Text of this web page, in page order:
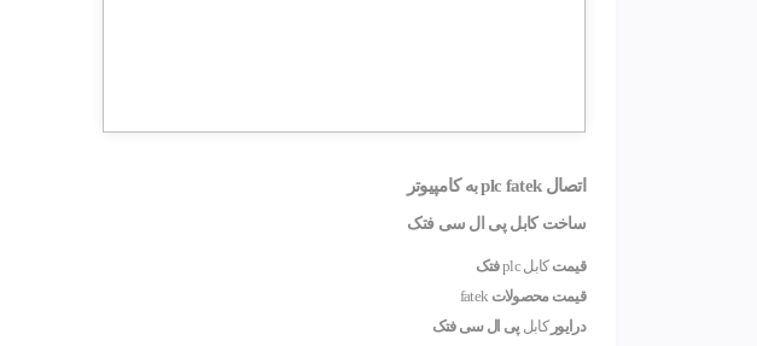
اتصال plc fatek به کامپیوتر
ساخت کابلپی ال سی فتک
قیمت کابل plc
فتک
قیمت محصولات
درایور کابل پی ال سی فتک